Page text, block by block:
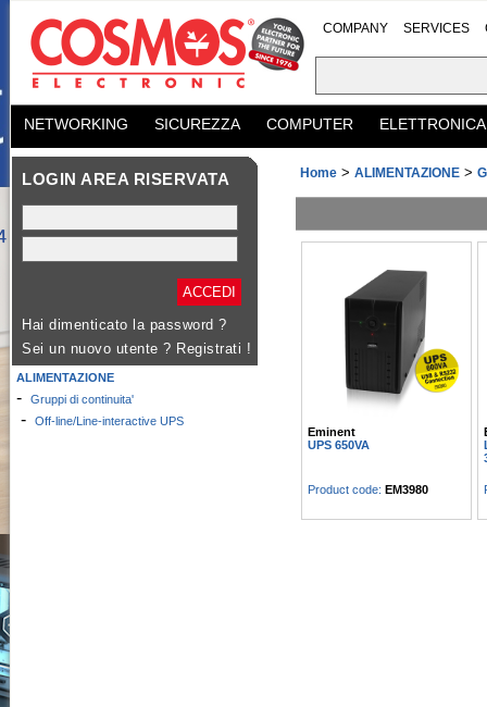
COMPANY SERVICES
NETWORKING SICUREZZA COMPUTER ELETTRONICA
LOGIN AREA RISERVATA
Hai dimenticato la password ?
Sei un nuovo utente ? Registrati !
ALIMENTAZIONE
- Gruppi di continuita'
- Off-line/Line-interactive UPS
Home > ALIMENTAZIONE >
Eminent
UPS 650VA
Product code: EM3980